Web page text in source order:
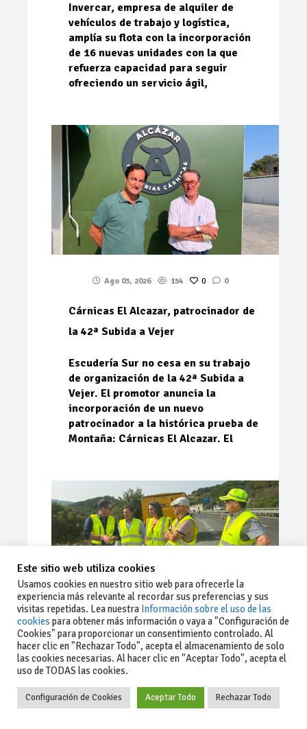
Invercar, empresa de alquiler de
vehículos de trabajo y logística,
amplía su flota con la incorporación
de 16 nuevas unidades con la que
refuerza capacidad para seguir
ofreciendo un servicio ágil,
Ago 03, 2026 154 0 0
Cárnicas El Alcazar, patrocinador de
la 42ª Subida a Vejer
Escudería Sur no cesa en su trabajo
de organización de la 42ª Subida a
Vejer. El promotor anuncia la
incorporación de un nuevo
patrocinador a la histórica prueba de
Montaña: Cárnicas El Alcazar. El
Ago 03, 2026 81 0 0
La Junta implementa mejoras en la
A381 por Los Barrios
Este sitio web utiliza cookies
Usamos cookies en nuestro sitio web para ofrecerle la
experiencia más relevante al recordar sus preferencias y sus
visitas repetidas. Lea nuestra Información sobre el uso de las
cookies para obtener más información o vaya a "Configuración de
Cookies" para proporcionar un consentimiento controlado. Al
hacer clic en "Rechazar Todo", acepta el almacenamiento de solo
las cookies necesarias. Al hacer clic en "Aceptar Todo", acepta el
uso de TODAS las cookies.
Configuración de Cookies Aceptar Todo Rechazar Todo